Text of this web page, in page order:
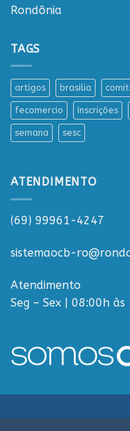
Rondônia
TAGS
artigos brasilia
fecomercio Inscrições
semana sesc
ATENDIMENTO
(69) 99961-4247
sistemaocb-
Atendimento
Seg – Sex | 08:00h